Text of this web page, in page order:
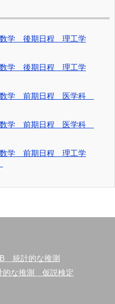
学 後期日程 理工学
学 後期日程 理工学
数学 前期日程 医学科
数学 前期日程 医学科
学 前期日程 理工学
統計的な推測
な推測 仮説検定